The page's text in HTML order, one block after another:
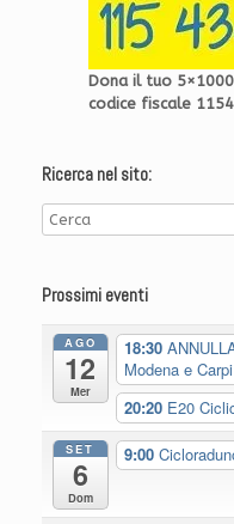
Dona il tuo
codice fiscale
Ricerca nel sito:
Prossimi eventi
AGO
12
Mer
18:30
Modena e Carpi
20:20 E20
SET
6
Dom
9:00